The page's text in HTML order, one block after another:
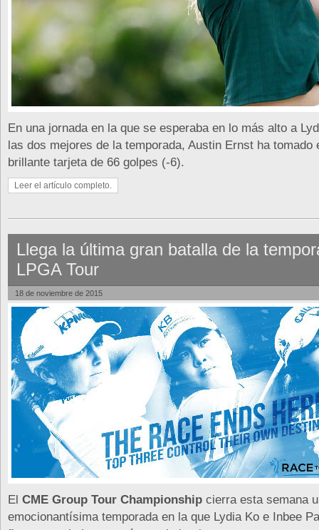
En una jornada en la que se esperaba en lo más alto a
las dos mejores de la temporada, Austin Ernst ha tomado
brillante tarjeta de 66 golpes (-6).
Leer el artículo completo.
Llega la última gran batalla de la
LPGA Tour
18 de noviembre de 2015
El CME Group Tour Championship cierra esta semana
emocionantísima temporada en la que Lydia Ko e Inbee